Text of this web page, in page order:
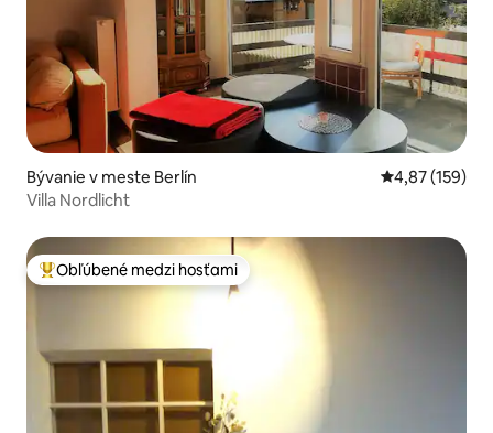
Bývanie v meste Berlín Priemerné
4,87 (159)
Villa Nordlicht
Najobľúbenejšie medzi hosťami
Obľúbené medzi hosťami